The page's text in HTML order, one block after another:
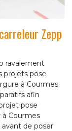
Zepp
ravalement
projets pose
à Courmes.
afin
pose
à Courmes
de poser